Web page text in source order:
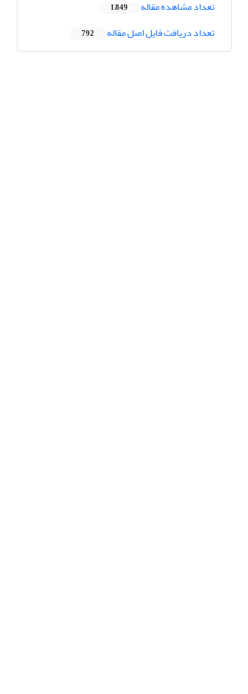
تعداد مشاهده مقاله 1,849
تعداد دریافت فایل اصل مقاله 792